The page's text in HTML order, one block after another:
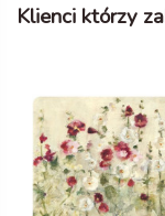
Klienci którzy